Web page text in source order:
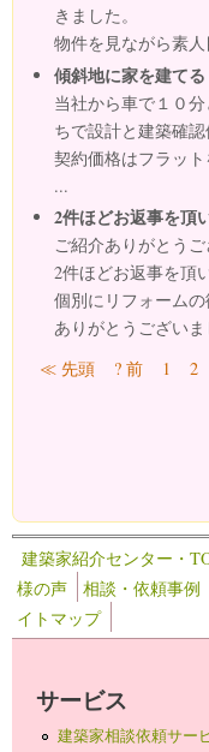
きました。
物件を見ながら素
傾斜地に家を建て
当社から車で１０
ちで設計と建築確認
契約価格はフラット
...
2件ほどお返事を頂
ご紹介ありがとうご
2件ほどお返事を頂
個別にリフォームの
ありがとうございま
ページ
≪ 先頭 ? 前 1 2
建築家紹介センター・
様の声
相談・依頼事例
イトマップ
サービス
建築家相談依頼サー